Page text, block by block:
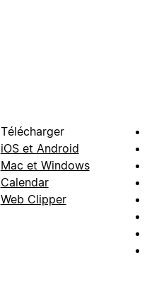
Télécharger
iOS et Android
Mac et Windows
Calendar
Web Clipper